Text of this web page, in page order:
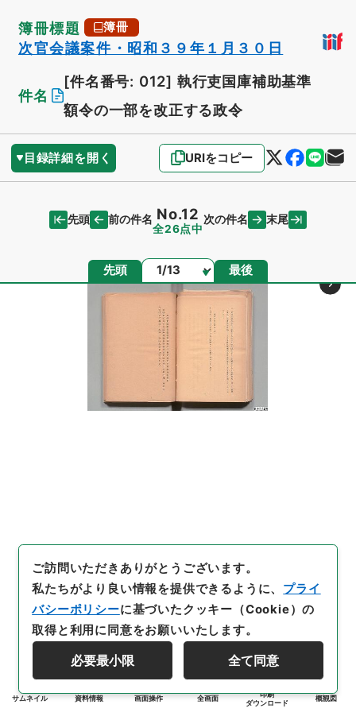
簿冊標題 簿冊
次官会議案件・昭和３９年１月３０日
件名
[件名番号: 012] 執行吏国庫補助基準
額令の一部を改正する政令
目録詳細を開く URIをコピー
先頭 前の件名 No.12
全26点中
次の件名 末尾
先頭 ページ 最後
サムネイル 資料情報 画面操作 全画面
印刷
ダウンロード
概観図
ご訪問いただきありがとうございます。
私たちがより良い情報を提供できるように、 プライ
バシーポリシーに基づいたクッキー（Cookie）の
取得と利用に同意をお願いいたします。
必要最小限 全て同意